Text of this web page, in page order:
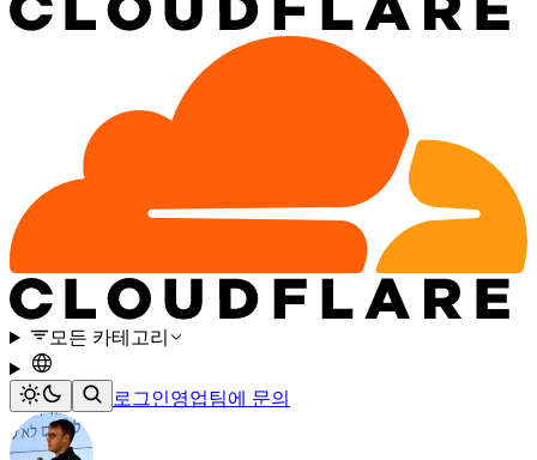
모든 카테고리
로그인영업팀에 문의